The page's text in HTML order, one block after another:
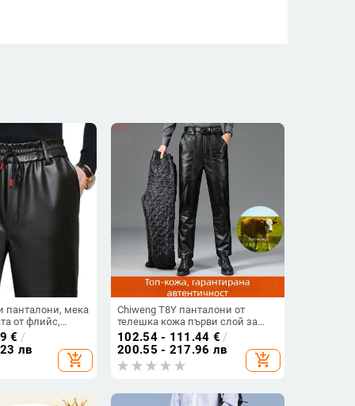
панталони, мека
от флийс,
зимния сезон,
линия, свободен
панталони за
възраст и по-
€ /
лв
add_shopping_cart
Chiweng T8Y панталони от
телешка кожа първи слой за
мъже на средна възраст и
възрастни, удебелени и топли
кожени панталони за есен и
зима, ветроустойчиви и
на открито
102.54 - 111.44 € /
200.55 - 217.96 лв
add_shopping_cart